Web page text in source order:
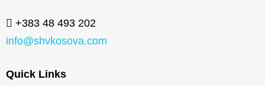
+383 48 493 202
info@shvkosova.com
Quick Links